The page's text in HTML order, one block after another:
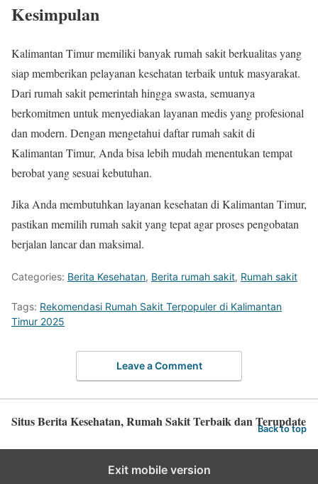
Kesimpulan
Kalimantan Timur memiliki banyak rumah sakit berkualitas yang
siap memberikan pelayanan kesehatan terbaik untuk masyarakat.
Dari rumah sakit pemerintah hingga swasta, semuanya
berkomitmen untuk menyediakan layanan medis yang profesional
dan modern. Dengan mengetahui daftar rumah sakit di
Kalimantan Timur, Anda bisa lebih mudah menentukan tempat
berobat yang sesuai kebutuhan.
Jika Anda membutuhkan layanan kesehatan di Kalimantan Timur,
pastikan memilih rumah sakit yang tepat agar proses pengobatan
berjalan lancar dan maksimal.
Categories: Berita Kesehatan, Berita rumah sakit, Rumah sakit
Tags: Rekomendasi Rumah Sakit Terpopuler di Kalimantan
Timur 2025
Leave a Comment
Situs Berita Kesehatan, Rumah Sakit Terbaik dan Terupdate
Back to top
Exit mobile version